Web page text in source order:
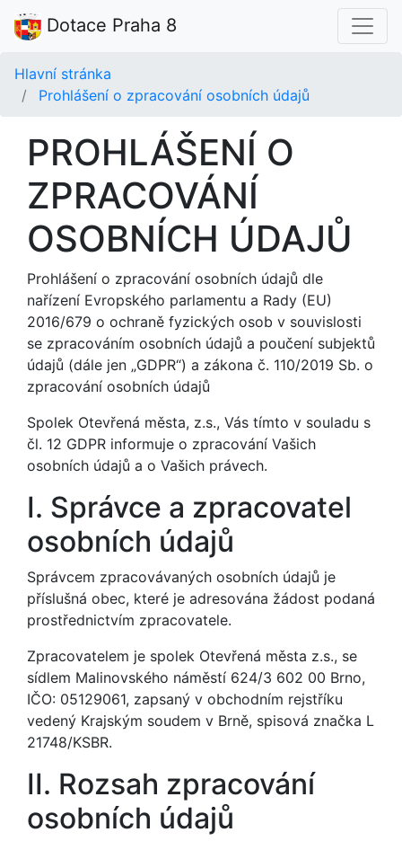
Dotace Praha 8
Hlavní stránka
Prohlášení o zpracování osobních údajů
PROHLÁŠENÍ O
ZPRACOVÁNÍ
OSOBNÍCH ÚDAJŮ
Prohlášení o zpracování osobních údajů dle
nařízení Evropského parlamentu a Rady (EU)
2016/679 o ochraně fyzických osob v souvislosti
se zpracováním osobních údajů a poučení subjektů
údajů (dále jen „GDPR“) a zákona č. 110/2019 Sb. o
zpracování osobních údajů
Spolek Otevřená města, z.s., Vás tímto v souladu s
čl. 12 GDPR informuje o zpracování Vašich
osobních údajů a o Vašich právech.
I. Správce a zpracovatel
osobních údajů
Správcem zpracovávaných osobních údajů je
příslušná obec, které je adresována žádost podaná
prostřednictvím zpracovatele.
Zpracovatelem je spolek Otevřená města z.s., se
sídlem Malinovského náměstí 624/3 602 00 Brno,
IČO: 05129061, zapsaný v obchodním rejstříku
vedený Krajským soudem v Brně, spisová značka L
21748/KSBR.
II. Rozsah zpracování
osobních údajů